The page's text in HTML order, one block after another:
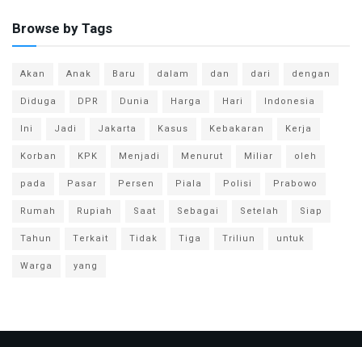
Browse by Tags
Akan Anak Baru dalam dan dari
dengan
Diduga
DPR Dunia Harga Hari
Indonesia
Ini
Jadi Jakarta Kasus Kebakaran
Kerja
Korban
KPK Menjadi Menurut Miliar
oleh
pada
Pasar Persen Piala Polisi
Prabowo
Rumah
Rupiah Saat Sebagai Setelah
Siap
Tahun
Terkait Tidak Tiga Triliun
untuk
Warga
yang